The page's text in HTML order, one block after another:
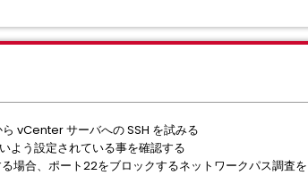
vCenter サーバへの SSH を試みる
よう設定されている事を確認する
場合、ポート22をブロックするネットワークパス調査を